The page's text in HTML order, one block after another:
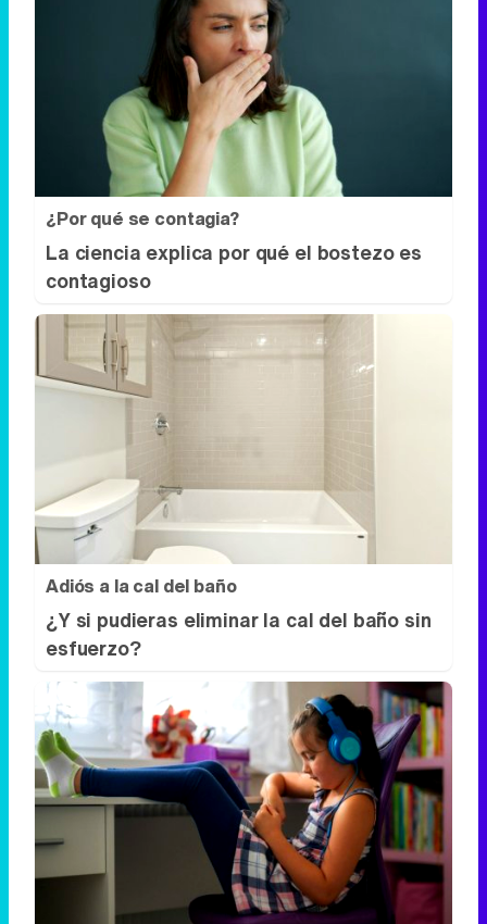
¿Por qué se contagia?
La ciencia explica por qué el bostezo es
contagioso
Adiós a la cal del baño
¿Y si pudieras eliminar la cal del baño sin
esfuerzo?